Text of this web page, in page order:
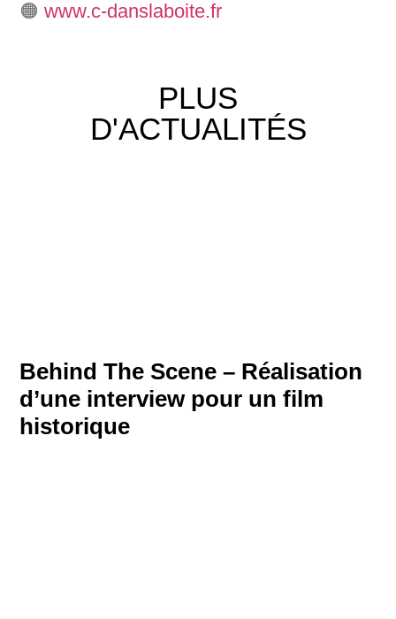
🟠www.c-danslaboite.fr
PLUS
D'ACTUALITÉS
Behind The Scene – Réalisation
d’une interview pour un film
historique